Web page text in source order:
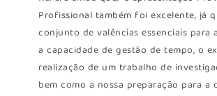
Profissional também foi excelente, já
conjunto de valências essenciais para
a capacidade de gestão de tempo, o
realização de um trabalho de
bem como a nossa preparação para a